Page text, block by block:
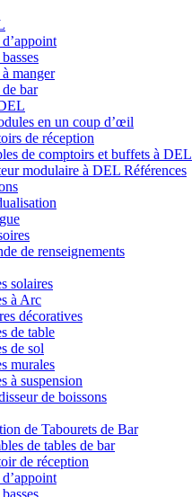
manger
bar
en un coup d’œil
de réception
de comptoirs et buffets à DEL
modulaire à DEL Références
de renseignements
solaires
à Arc
décoratives
de table
de sol
murales
à suspension
de boissons
de Tabourets de Bar
de tables de bar
de réception